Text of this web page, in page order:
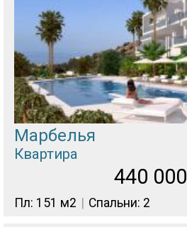
Марбелья
Квартира
440 000
Пл: 151 м2 Спальни: 2